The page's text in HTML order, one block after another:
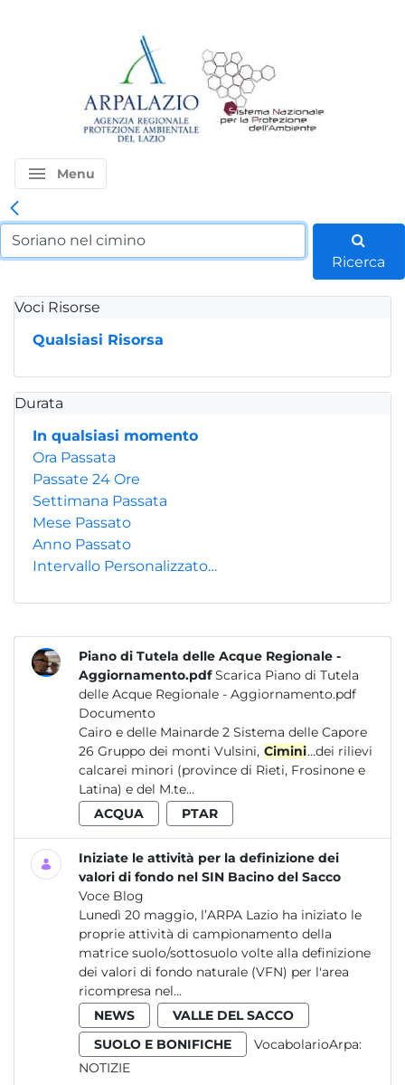
menu Menu
Ricerca
Voci Risorse
Qualsiasi Risorsa
Durata
In qualsiasi momento
Ora Passata
Passate 24 Ore
Settimana Passata
Mese Passato
Anno Passato
Intervallo Personalizzato…
Piano di Tutela delle Acque Regionale -
Aggiornamento.pdf Scarica Piano di Tutela
delle Acque Regionale - Aggiornamento.pdf
Documento
Cairo e delle Mainarde 2 Sistema delle Capore
26 Gruppo dei monti Vulsini, Cimini...dei rilievi
calcarei minori (province di Rieti, Frosinone e
Latina) e del M.te...
ACQUA
PTAR
Iniziate le attività per la definizione dei
valori di fondo nel SIN Bacino del Sacco
Voce Blog
Lunedì 20 maggio, l’ARPA Lazio ha iniziato le
proprie attività di campionamento della
matrice suolo/sottosuolo volte alla definizione
dei valori di fondo naturale (VFN) per l'area
ricompresa nel...
NEWS
VALLE DEL SACCO
SUOLO E BONIFICHE
VocabolarioArpa:
NOTIZIE